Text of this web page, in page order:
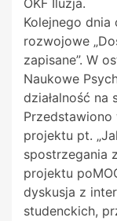
OKF Iluzja.
Kolejnego dnia
rozwojowe
zapisane”. W
Naukowe
działalność na
projektu pt.
spostrzegania
projektu
dyskusja z
studenckich,